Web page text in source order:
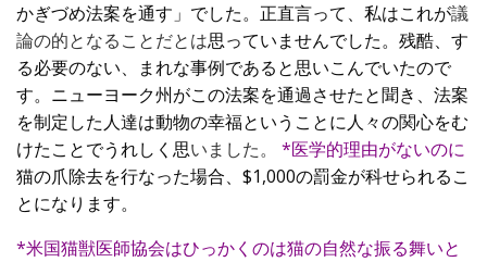
かぎづめ法案を通す」でした。正直言って、私はこれが議
論の的となることだとは思っていませんでした。残酷、す
る必要のない、まれな事例であると思いこんでいたので
す。ニューヨーク州がこの法案を通過させたと聞き、法案
を制定した人達は動物の幸福ということに人々の関心をむ
けたことでうれしく思いました。
*医学的理由がないのに
猫の爪除去を行なった場合、$1,000の罰金が科せられるこ
とになります。
*米国猫獣医師協会はひっかくのは猫の自然な振る舞いと